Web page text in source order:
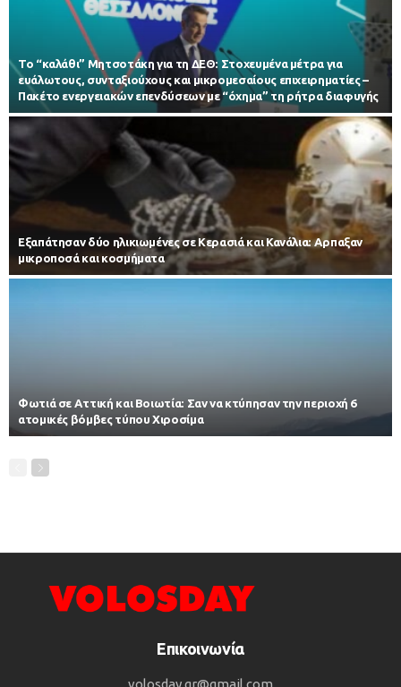
Το “καλάθι” Μητσοτάκη για τη ΔΕΘ: Στοχευμένα μέτρα για
ευάλωτους, συνταξιούχους και μικρομεσαίους επιχειρηματίες –
Πακέτο ενεργειακών επενδύσεων με “όχημα” τη ρήτρα διαφυγής
Εξαπάτησαν δύο ηλικιωμένες σε Κερασιά και Κανάλια: Αρπαξαν
μικροποσά και κοσμήματα
Φωτιά σε Αττική και Βοιωτία: Σαν να κτύπησαν την περιοχή 6
ατομικές βόμβες τύπου Χιροσίμα
Επικοινωνία